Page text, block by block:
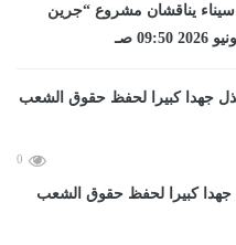
سيناء يناقشان مشروع “جرين
0
جهدا كبيرا لحفظ حقوق الشعب